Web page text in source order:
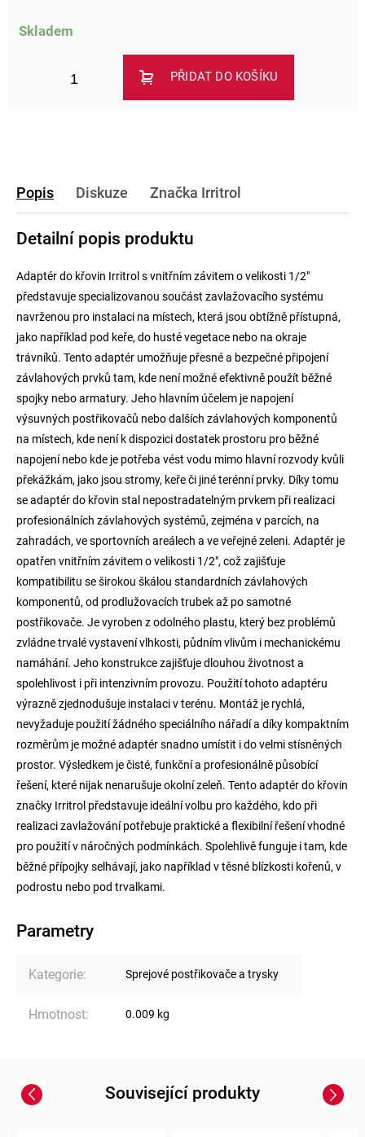
Skladem
PŘIDAT DO KOŠÍKU
Popis Diskuze Značka Irritrol
Detailní popis produktu
Adaptér do křovin Irritrol s vnitřním závitem o velikosti 1/2"
představuje specializovanou součást zavlažovacího systému
navrženou pro instalaci na místech, která jsou obtížně přístupná,
jako například pod keře, do husté vegetace nebo na okraje
trávníků. Tento adaptér umožňuje přesné a bezpečné připojení
závlahových prvků tam, kde není možné efektivně použít běžné
spojky nebo armatury. Jeho hlavním účelem je napojení
výsuvných postřikovačů nebo dalších závlahových komponentů
na místech, kde není k dispozici dostatek prostoru pro běžné
napojení nebo kde je potřeba vést vodu mimo hlavní rozvody kvůli
překážkám, jako jsou stromy, keře či jiné terénní prvky. Díky tomu
se adaptér do křovin stal nepostradatelným prvkem při realizaci
profesionálních závlahových systémů, zejména v parcích, na
zahradách, ve sportovních areálech a ve veřejné zeleni. Adaptér je
opatřen vnitřním závitem o velikosti 1/2", což zajišťuje
kompatibilitu se širokou škálou standardních závlahových
komponentů, od prodlužovacích trubek až po samotné
postřikovače. Je vyroben z odolného plastu, který bez problémů
zvládne trvalé vystavení vlhkosti, půdním vlivům i mechanickému
namáhání. Jeho konstrukce zajišťuje dlouhou životnost a
spolehlivost i při intenzivním provozu. Použití tohoto adaptéru
výrazně zjednodušuje instalaci v terénu. Montáž je rychlá,
nevyžaduje použití žádného speciálního nářadí a díky kompaktním
rozměrům je možné adaptér snadno umístit i do velmi stísněných
prostor. Výsledkem je čisté, funkční a profesionálně působící
řešení, které nijak nenarušuje okolní zeleň. Tento adaptér do křovin
značky Irritrol představuje ideální volbu pro každého, kdo při
realizaci zavlažování potřebuje praktické a flexibilní řešení vhodné
pro použití v náročných podmínkách. Spolehlivě funguje i tam, kde
běžné přípojky selhávají, jako například v těsné blízkosti kořenů, v
podrostu nebo pod trvalkami.
Parametry
Kategorie: Sprejové postřikovače a trysky
Hmotnost: 0.009 kg
Související produkty
Previous Next